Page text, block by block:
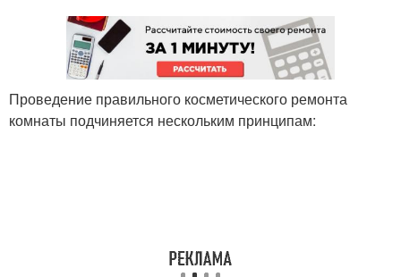
Проведение правильного косметического ремонта
комнаты подчиняется нескольким принципам: